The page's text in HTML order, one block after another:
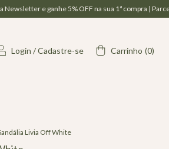
na sua 1ª compra | Parcelamento em até 6x| Frete
Login /Cadastre-se Carrinho (0)
Livia Off White